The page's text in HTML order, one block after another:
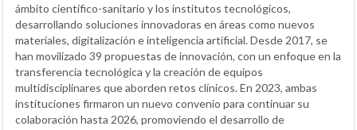
ámbito científico-sanitario y los institutos tecnológicos,
desarrollando soluciones innovadoras en áreas como nuevos
materiales, digitalización e inteligencia artificial. Desde 2017, se
han movilizado 39 propuestas de innovación, con un enfoque en la
transferencia tecnológica y la creación de equipos
multidisciplinares que aborden retos clínicos. En 2023, ambas
instituciones firmaron un nuevo convenio para continuar su
colaboración hasta 2026, promoviendo el desarrollo de